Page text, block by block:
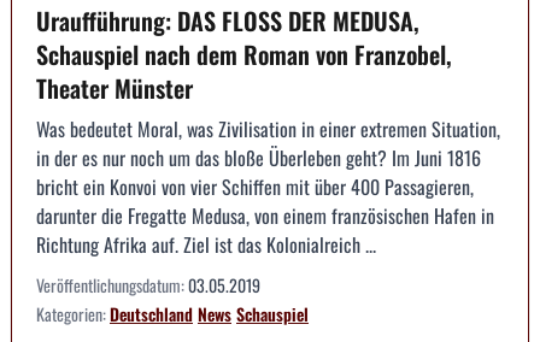
Uraufführung: DAS FLOSS DER MEDUSA,
Schauspiel nach dem Roman von Franzobel,
Theater Münster
Was bedeutet Moral, was Zivilisation in einer extremen Situation,
in der es nur noch um das bloße Überleben geht? Im Juni 1816
bricht ein Konvoi von vier Schiffen mit über 400 Passagieren,
darunter die Fregatte Medusa, von einem französischen Hafen in
Richtung Afrika auf. Ziel ist das Kolonialreich ...
Veröffentlichungsdatum:03.05.2019
Kategorien:DeutschlandNewsSchauspiel